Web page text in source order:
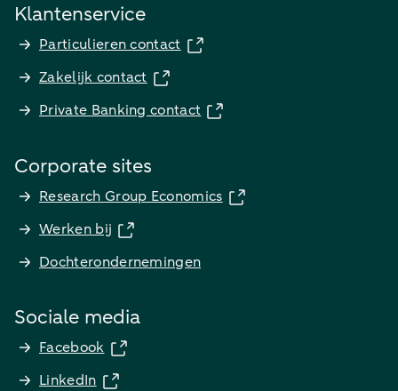
Klantenservice
Particulieren contact
Zakelijk contact
Private Banking contact
Corporate sites
Research Group Economics
Werken bij
Dochterondernemingen
Sociale media
Facebook
LinkedIn